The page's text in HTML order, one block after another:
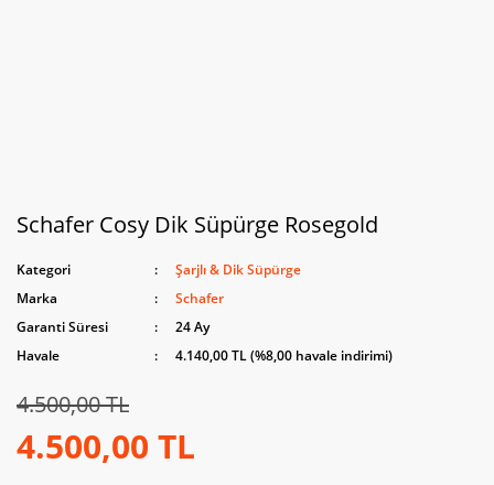
Schafer Cosy Dik Süpürge Rosegold
Kategori
Şarjlı & Dik Süpürge
Marka
Schafer
Garanti Süresi
24 Ay
Havale
4.140,00 TL (%8,00 havale indirimi)
4.500,00 TL
4.500,00 TL